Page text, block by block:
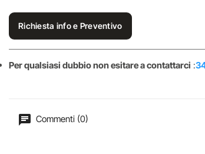
Richiesta info e Preventivo
Per qualsiasi dubbio non esitare a contattarci :
Commenti (0)